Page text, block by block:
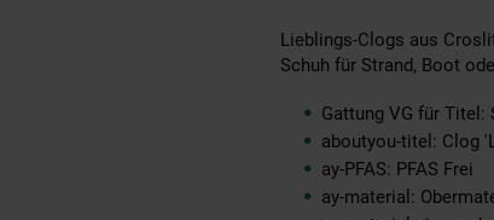
Lieblings-Clogs aus
Schuh für Strand, Boot
Gattung VG für Titel:
aboutyou-titel: Clog
ay-PFAS: PFAS Frei
ay-material: